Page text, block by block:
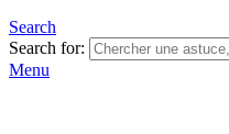
Search
Search for:
Menu